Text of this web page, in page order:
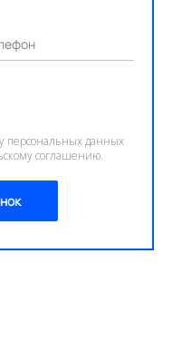
персональных данных
соглашению.